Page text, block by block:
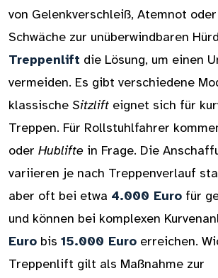
von Gelenkverschleiß, Atemnot
Schwäche zur unüberwindbaren
Treppenlift die Lösung, um einen
vermeiden. Es gibt verschiedene
klassische Sitzlift eignet sich für
Treppen. Für Rollstuhlfahrer
oder Hublifte in Frage. Die
variieren je nach Treppenverlauf
aber oft bei etwa 4.000 Euro für
und können bei komplexen
Euro bis 15.000 Euro erreichen.
Treppenlift gilt als Maßnahme zur